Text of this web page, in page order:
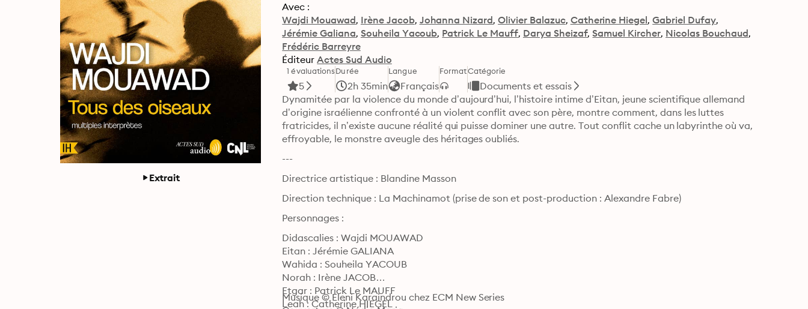
Extrait
Avec :
Wajdi Mouawad Irène Jacob Johanna Nizard Olivier Balazuc Catherine Hiegel Gabriel Dufay
Jérémie Galiana Souheila Yacoub Patrick Le Mauff Darya Sheizaf Samuel Kircher Nicolas Bouchaud
Frédéric Barreyre
Éditeur Actes Sud Audio
1 évaluations
5
Durée
2h 35min
Langue
Français
FormatCatégorie
Documents et essais
Dynamitée par la violence du monde d’aujourd’hui, l’histoire intime d’Eitan, jeune scientifique allemand
d’origine israélienne confronté à un violent conflit avec son père, montre comment, dans les luttes
fratricides, il n’existe aucune réalité qui puisse dominer une autre. Tout conflit cache un labyrinthe où va,
---
Directrice artistique : Blandine Masson
Direction technique : La Machinamot (prise de son et post-production : Alexandre Fabre)
Personnages :
Didascalies : Wajdi MOUAWAD
Eitan : Jérémie GALIANA
Wahida : Souheila YACOUB
Norah : Irène JACOB
Etgar : Patrick Le MAUFF
Leah : Catherine HIEGEL
Musique © Eleni Karaindrou chez ECM New Series